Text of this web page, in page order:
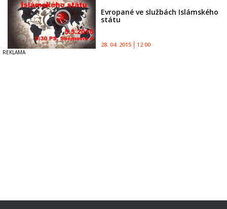
Evropané ve službách Islámského
státu
28. 04. 2015 12:00